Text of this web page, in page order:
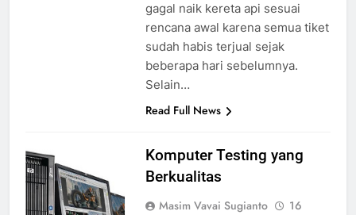
gagal naik kereta api sesuai
rencana awal karena semua tiket
sudah habis terjual sejak
beberapa hari sebelumnya.
Selain…
Read Full News
Komputer Testing yang
Berkualitas
Masim Vavai Sugianto
16